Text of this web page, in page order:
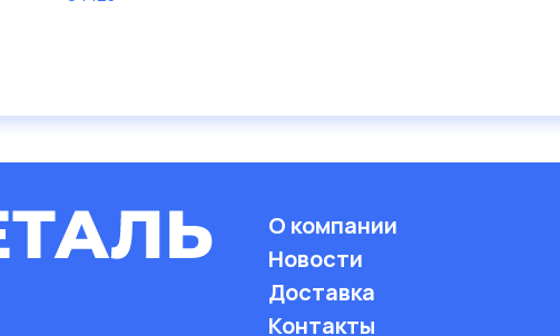
О компании
Новости
Доставка
Контакты